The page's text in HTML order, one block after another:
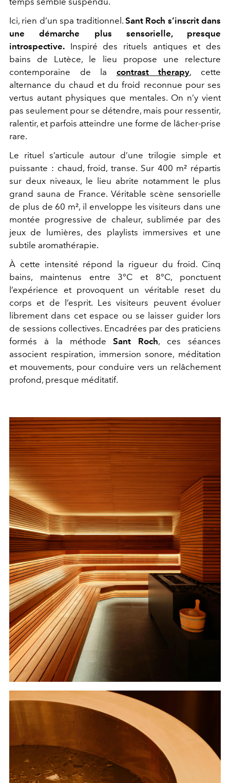
Ici, rien d’un spa traditionnel. Sant Roch s’inscrit dans
une démarche plus sensorielle, presque
introspective. Inspiré des rituels antiques et des
bains de Lutèce, le lieu propose une relecture
contemporaine de la contrast therapy, cette
alternance du chaud et du froid reconnue pour ses
vertus autant physiques que mentales. On n’y vient
pas seulement pour se détendre, mais pour ressentir,
ralentir, et parfois atteindre une forme de lâcher-prise
rare.
Le rituel s’articule autour d’une trilogie simple et
puissante : chaud, froid, transe. Sur 400 m² répartis
sur deux niveaux, le lieu abrite notamment le plus
grand sauna de France. Véritable scène sensorielle
de plus de 60 m², il enveloppe les visiteurs dans une
montée progressive de chaleur, sublimée par des
jeux de lumières, des playlists immersives et une
subtile aromathérapie.
À cette intensité répond la rigueur du froid. Cinq
bains, maintenus entre 3°C et 8°C, ponctuent
l’expérience et provoquent un véritable reset du
corps et de l’esprit. Les visiteurs peuvent évoluer
librement dans cet espace ou se laisser guider lors
de sessions collectives. Encadrées par des praticiens
formés à la méthodeSant Roch, ces séances
associent respiration, immersion sonore, méditation
et mouvements, pour conduire vers un relâchement
profond, presque méditatif.